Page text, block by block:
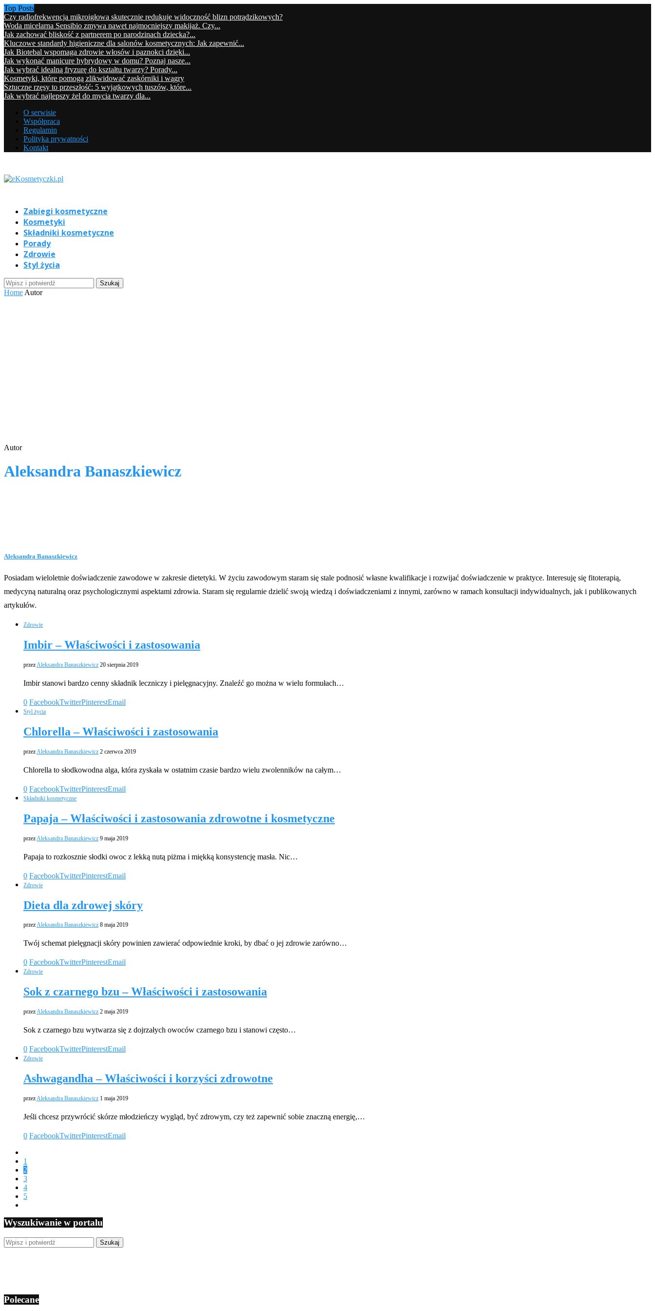
Top Posts
Czy radiofrekwencja mikroigłowa skutecznie redukuje widoczność blizn potrądzikowych?
Woda micelarna Sensibio zmywa nawet najmocniejszy makijaż. Czy...
Jak zachować bliskość z partnerem po narodzinach dziecka?...
Kluczowe standardy higieniczne dla salonów kosmetycznych: Jak zapewnić...
Jak Biotebal wspomaga zdrowie włosów i paznokci dzięki...
Jak wykonać manicure hybrydowy w domu? Poznaj nasze...
Jak wybrać idealną fryzurę do kształtu twarzy? Porady...
Kosmetyki, które pomogą zlikwidować zaskórniki i wągry
Sztuczne rzęsy to przeszłość: 5 wyjątkowych tuszów, które...
Jak wybrać najlepszy żel do mycia twarzy dla...
O serwisie
Współpraca
Regulamin
Polityka prywatności
Kontakt
Zabiegi kosmetyczne
Kosmetyki
Składniki kosmetyczne
Porady
Zdrowie
Styl życia
Home Autor
Autor
Aleksandra Banaszkiewicz
Aleksandra Banaszkiewicz
Posiadam wieloletnie doświadczenie zawodowe w zakresie dietetyki. W życiu zawodowym staram się stale podnosić własne kwalifikacje i rozwijać doświadczenie w praktyce. Interesuję się fitoterapią,
medycyną naturalną oraz psychologicznymi aspektami zdrowia. Staram się regularnie dzielić swoją wiedzą i doświadczeniami z innymi, zarówno w ramach konsultacji indywidualnych, jak i publikowanych
artykułów.
Zdrowie
Imbir – Właściwości i zastosowania
przezAleksandra Banaszkiewicz 20 sierpnia 2019
Imbir stanowi bardzo cenny składnik leczniczy i pielęgnacyjny. Znaleźć go można w wielu formułach…
0 FacebookTwitterPinterestEmail
Styl życia
Chlorella – Właściwości i zastosowania
przezAleksandra Banaszkiewicz 2 czerwca 2019
Chlorella to słodkowodna alga, która zyskała w ostatnim czasie bardzo wielu zwolenników na całym…
0 FacebookTwitterPinterestEmail
Składniki kosmetyczne
Papaja – Właściwości i zastosowania zdrowotne i kosmetyczne
przez Aleksandra Banaszkiewicz 9 maja 2019
Papaja to rozkosznie słodki owoc z lekką nutą piżma i miękką konsystencję masła. Nic…
0 FacebookTwitterPinterestEmail
Zdrowie
Dieta dla zdrowej skóry
przezAleksandra Banaszkiewicz 8 maja 2019
Twój schemat pielęgnacji skóry powinien zawierać odpowiednie kroki, by dbać o jej zdrowie zarówno…
0 FacebookTwitterPinterestEmail
Zdrowie
Sok z czarnego bzu – Właściwości i zastosowania
przezAleksandra Banaszkiewicz 2 maja 2019
Sok z czarnego bzu wytwarza się z dojrzałych owoców czarnego bzu i stanowi często…
0 FacebookTwitterPinterestEmail
Zdrowie
Ashwagandha – Właściwości i korzyści zdrowotne
przezAleksandra Banaszkiewicz 1 maja 2019
Jeśli chcesz przywrócić skórze młodzieńczy wygląd, być zdrowym, czy też zapewnić sobie znaczną energię,…
0 FacebookTwitterPinterestEmail
1
2
3
4
5
Wyszukiwanie w portalu
Polecane